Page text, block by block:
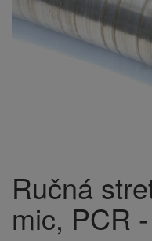
Ručná
mic, PCR